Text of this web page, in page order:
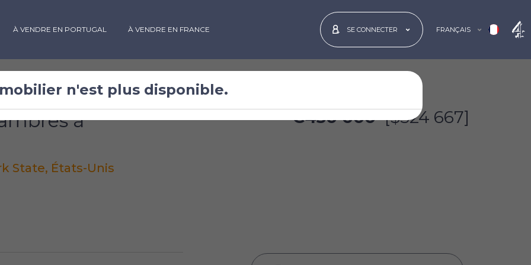
À VENDRE EN PORTUGAL À VENDRE EN FRANCE SE CONNECTER FRANÇAIS
à
State, États-Unis
€450 000 [$524 667]
n'est plus disponible.